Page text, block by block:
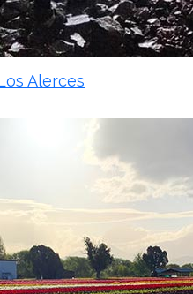
Alerces